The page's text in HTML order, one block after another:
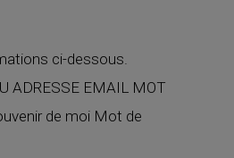
ci-dessous.
ADRESSE EMAIL MOT
de moi Mot de